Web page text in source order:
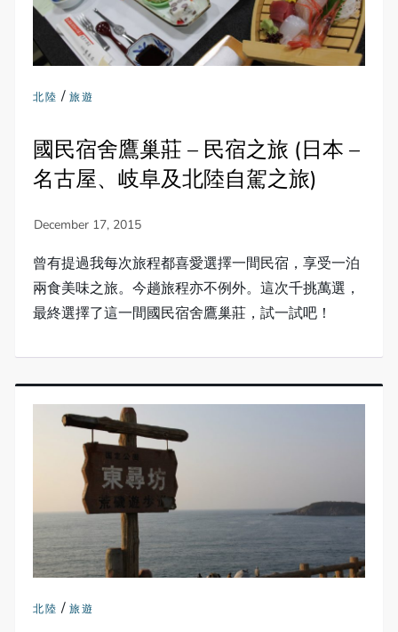
北陸 /旅遊
國民宿舍鷹巢莊 – 民宿之旅 (日本 –
名古屋、岐阜及北陸自駕之旅)
曾有提過我每次旅程都喜愛選擇一間民宿，享受一泊
兩食美味之旅。今趟旅程亦不例外。這次千挑萬選，
最終選擇了這一間國民宿舍鷹巢莊，試一試吧！
北陸 /旅遊